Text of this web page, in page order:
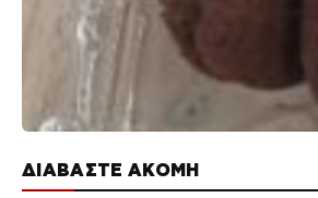
ΔΙΑΒΑΣΤΕ ΑΚΟΜΗ